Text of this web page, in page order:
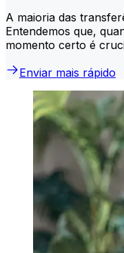
A maioria das
Entendemos que,
momento certo é
Enviar mais rápido